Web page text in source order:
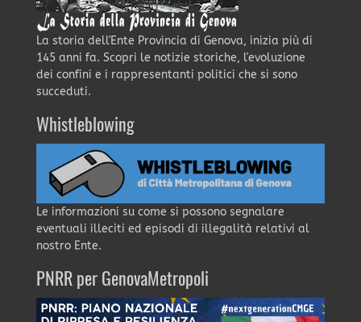
La storia dell'Ente Provincia di Genova, inizia più di
145 anni fa. Scopri le notizie storiche, l'evoluzione
dei confini e i rappresentanti politici che si sono
succeduti.
Whistleblowing
Le informazioni su come si possono segnalare
eventuali illeciti ed episodi di illegalità relativi al
nostro Ente.
PNRR per GenovaMetropoli